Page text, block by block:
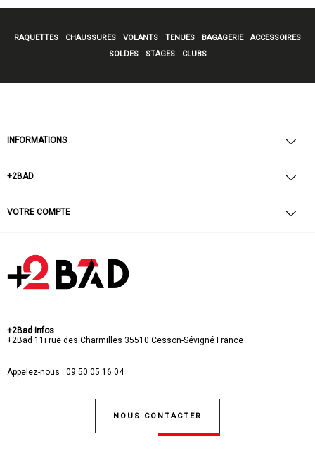
RAQUETTES CHAUSSURES VOLANTS TENUES BAGAGERIE
ACCESSOIRES
SOLDES
STAGES CLUBS
INFORMATIONS
+2BAD
VOTRE COMPTE
+2Bad infos
+2Bad 11i rue des Charmilles 35510 Cesson-Sévigné France
Appelez-nous : 09 50 05 16 04
NOUS CONTACTER